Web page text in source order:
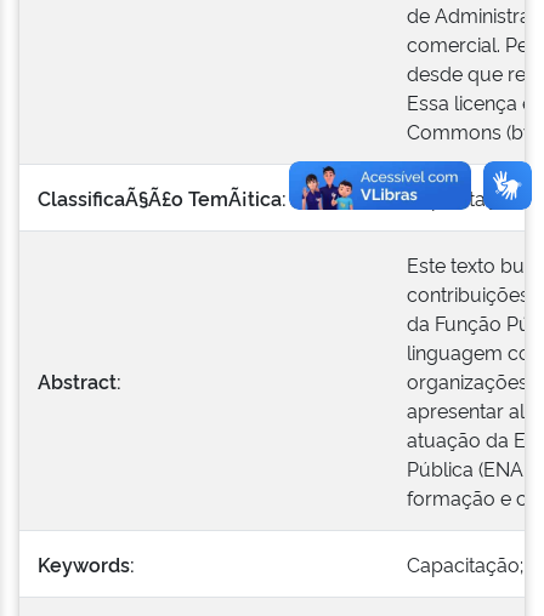
de
comercial.
desde que
Essa licença
Commons
ClassificaÃ§Ã£o TemÃ¡tica: Capacitação
Abstract:
Este texto
contribuições
da Função
linguagem
organizações
apresentar
atuação da
Pública
formação e
Keywords: Capacitação;